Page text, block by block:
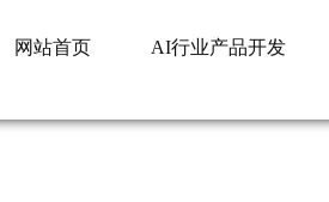
网站首页 AI行业产品开发